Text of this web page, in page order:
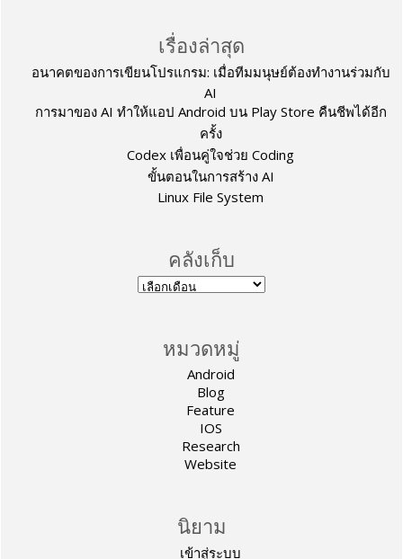
เรื่องล่าสุด
อนาคตของการเขียนโปรแกรม: เมื่อทีมมนุษย์ต้องทำงานร่วมกับ
AI
การมาของ AI ทำให้แอป Android บน Play Store คืนชีพได้อีก
ครั้ง
Codex เพื่อนคู่ใจช่วย Coding
ขั้นตอนในการสร้าง AI
Linux File System
คลังเก็บ
หมวดหมู่
Android
Blog
Feature
IOS
Research
Website
นิยาม
เข้าสู่ระบบ